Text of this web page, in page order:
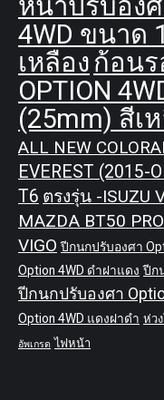
หน้าปรับองศ
4WD ขนาด
เหลือง ก้อนร
OPTION
(25mm) สีเ
ALL NEW
EVEREST (2015-
T6 ตรงรุ่น -ISUZU
MAZDA BT50
VIGO ปีกนกปรับองศา
Option 4WD ดำฝาแดง ปีก
ปีกนกปรับองศา
Option 4WD แดงฝาดำ ห่ว
อัพเกรด ไฟหน้า